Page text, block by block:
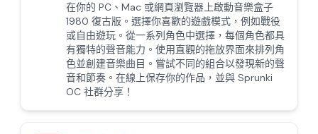
在你的 PC、Mac 或網頁瀏覽器上啟動音樂盒子
1980 復古版。選擇你喜歡的遊戲模式，例如戰役
或自由遊玩。從一系列角色中選擇，每個角色都具
有獨特的聲音能力。使用直觀的拖放界面來排列角
色並創建音樂曲目。嘗試不同的組合以發現新的聲
音和節奏。在線上保存你的作品，並與 Sprunki
OC 社群分享！